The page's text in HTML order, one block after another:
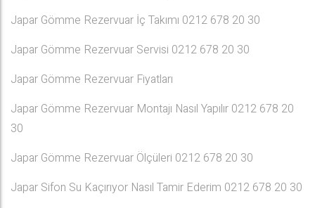
Japar Gömme Rezervuar İç Takımı 0212 678 20 30
Japar Gömme Rezervuar Servisi 0212 678 20 30
Japar Gömme Rezervuar Fiyatları
Japar Gömme Rezervuar Montajı Nasıl Yapılır 0212 678 20
30
Japar Gömme Rezervuar Ölçüleri 0212 678 20 30
Japar Sifon Su Kaçırıyor Nasıl Tamir Ederim 0212 678 20 30